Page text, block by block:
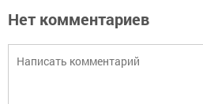
Нет комментариев